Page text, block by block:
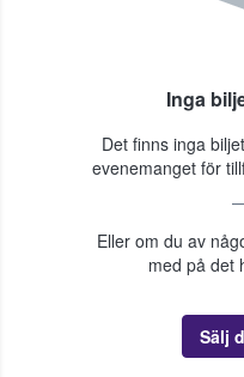
Inga
Det finns inga
evenemanget för
Eller om du av
med på det
Sälj